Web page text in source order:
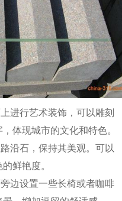
行艺术装饰，可以雕刻
体现城市的文化和特色。
沿石，保持其美观。可以
鲜艳度。
边设置一些长椅或者咖啡